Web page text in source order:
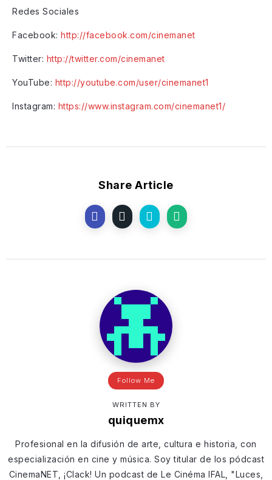
Redes Sociales
Facebook: http://facebook.com/cinemanet
Twitter: http://twitter.com/cinemanet
YouTube: http://youtube.com/user/cinemanet1
Instagram: https://www.instagram.com/cinemanet1/
Share Article
Follow Me
WRITTEN BY
quiquemx
Profesional en la difusión de arte, cultura e historia, con
especialización en cine y música. Soy titular de los pódcast
CinemaNET, ¡Clack! Un podcast de Le Cinéma IFAL, "Luces,